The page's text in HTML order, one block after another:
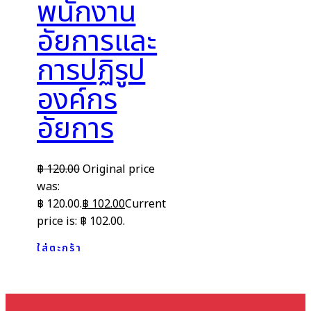
พนักงาน
อัยการและ
การปฏิรูป
องค์กร
อัยการ
฿120.00Original price
was:
฿ 120.00.฿ 102.00Current
price is: ฿ 102.00.
ใส่ตะกร้า